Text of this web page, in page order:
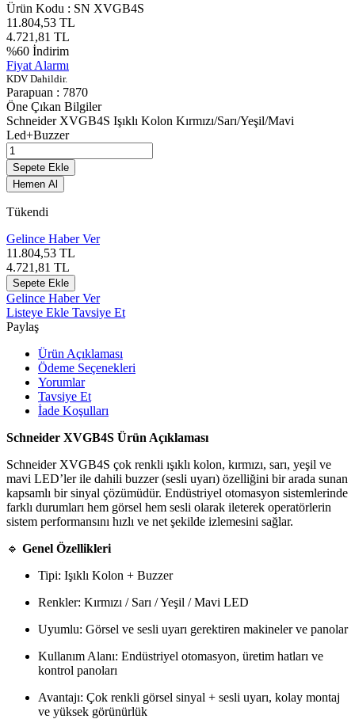
Ürün Kodu : SN XVGB4S
11.804,53 TL
4.721,81 TL
%60 İndirim
Fiyat Alarmı
KDV Dahildir.
Parapuan : 7870
Öne Çıkan Bilgiler
Schneider XVGB4S Işıklı Kolon Kırmızı/Sarı/Yeşil/Mavi
Led+Buzzer
Sepete Ekle
Hemen Al
Tükendi
Gelince Haber Ver
11.804,53 TL
4.721,81 TL
Sepete Ekle
Gelince Haber Ver
Listeye Ekle Tavsiye Et
Paylaş
Ürün Açıklaması
Ödeme Seçenekleri
Yorumlar
Tavsiye Et
İade Koşulları
Schneider XVGB4S Ürün Açıklaması
Schneider XVGB4S çok renkli ışıklı kolon, kırmızı, sarı, yeşil ve
mavi LED’ler ile dahili buzzer (sesli uyarı) özelliğini bir arada sunan
kapsamlı bir sinyal çözümüdür. Endüstriyel otomasyon sistemlerinde
farklı durumları hem görsel hem sesli olarak ileterek operatörlerin
sistem performansını hızlı ve net şekilde izlemesini sağlar.
🔹 Genel Özellikleri
Tipi: Işıklı Kolon + Buzzer
Renkler: Kırmızı / Sarı / Yeşil / Mavi LED
Uyumlu: Görsel ve sesli uyarı gerektiren makineler ve panolar
Kullanım Alanı: Endüstriyel otomasyon, üretim hatları ve
kontrol panoları
Avantajı: Çok renkli görsel sinyal + sesli uyarı, kolay montaj
ve yüksek görünürlük